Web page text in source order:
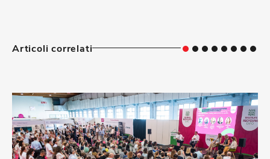
Articoli correlati